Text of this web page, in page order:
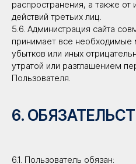
распространения, а также
действий третьих лиц.
5.6. Администрация сайта
принимает все
убытков или иных
утратой или разглашением
Пользователя.
6.
6.1. Пользователь обязан: